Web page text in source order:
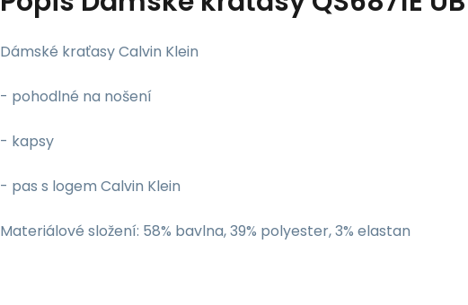
Dámské kraťasy Calvin Klein
- pohodlné na nošení
- kapsy
- pas s logem Calvin Klein
Materiálové složení: 58% bavlna, 39% polyester, 3% elastan